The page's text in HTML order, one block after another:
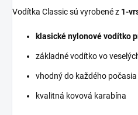
Vodítka Classic sú vyrobené z 1-
klasické nylonové vodítko
základné vodítko vo
vhodný do každého počasia
kvalitná kovová karabína